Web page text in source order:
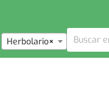
×
Herbolario